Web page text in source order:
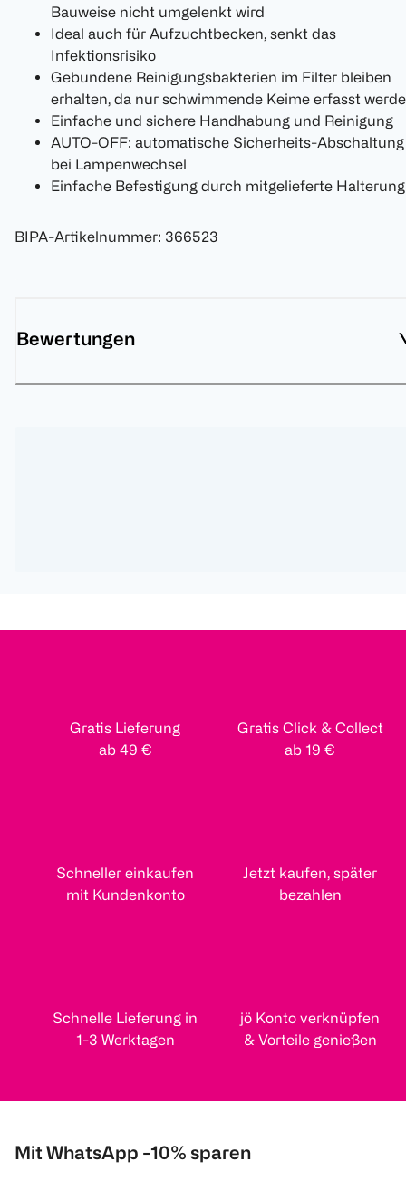
Bauweise nicht umgelenkt wird
Ideal auch für Aufzuchtbecken, senkt das
Infektionsrisiko
Gebundene Reinigungsbakterien im Filter bleiben
erhalten, da nur schwimmende Keime erfasst
Einfache und sichere Handhabung und Reinigung
AUTO-OFF: automatische Sicherheits-Abschaltung
bei Lampenwechsel
Einfache Befestigung durch mitgelieferte Halterung
BIPA-Artikelnummer: 366523
Bewertungen
Gratis Lieferung
ab 49 €
Gratis Click & Collect
ab 19 €
Schneller einkaufen
mit Kundenkonto
Jetzt kaufen, später
bezahlen
Schnelle Lieferung in
1-3 Werktagen
jö Konto verknüpfen
& Vorteile genießen
Mit WhatsApp -10% sparen